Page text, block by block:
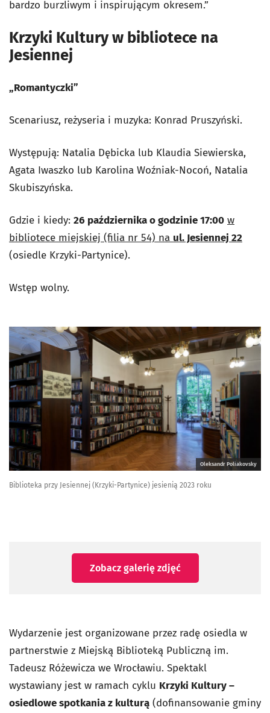
bardzo burzliwym i inspirującym okresem.”
Krzyki Kultury w bibliotece na
Jesiennej
„Romantyczki”
Scenariusz, reżyseria i muzyka: Konrad Pruszyński.
Występują: Natalia Dębicka lub Klaudia Siewierska,
Agata Iwaszko lub Karolina Woźniak-Nocoń, Natalia
Skubiszyńska.
Gdzie i kiedy: 26 października o godzinie 17:00 w
bibliotece miejskiej (filia nr 54) na ul. Jesiennej 22
(osiedle Krzyki-Partynice).
Wstęp wolny.
Oleksandr Poliakovsky
Biblioteka przy Jesiennej (Krzyki-Partynice) jesienią 2023 roku
Zobacz galerię zdjęć
Wydarzenie jest organizowane przez radę osiedla w
partnerstwie z Miejską Biblioteką Publiczną im.
Tadeusz Różewicza we Wrocławiu. Spektakl
wystawiany jest w ramach cyklu Krzyki Kultury –
osiedlowe spotkania z kulturą (dofinansowanie gminy